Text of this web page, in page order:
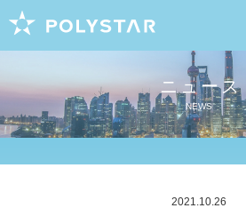
ニュース
NEWS
2021.10.26